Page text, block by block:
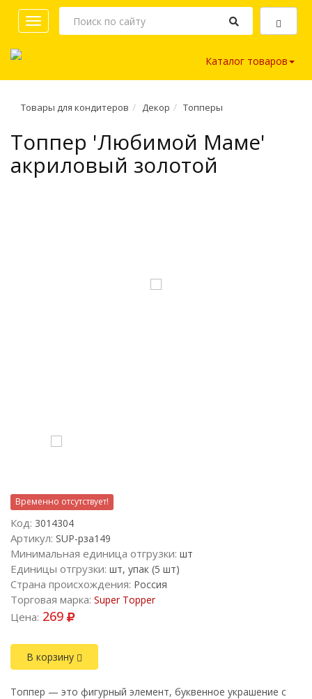
Toggle
navigation
Каталог товаров
Товары для кондитеров Декор Топперы
Топпер 'Любимой Маме'
акриловый золотой
Временно отсутствует!
Код: 3014304
Артикул: SUP-рза149
Минимальная единица отгрузки: шт
Единицы отгрузки: шт, упак (5 шт)
Страна происхождения: Россия
Торговая марка: Super Topper
Цена: 269
В корзину
Топпер — это фигурный элемент, буквенное украшение с